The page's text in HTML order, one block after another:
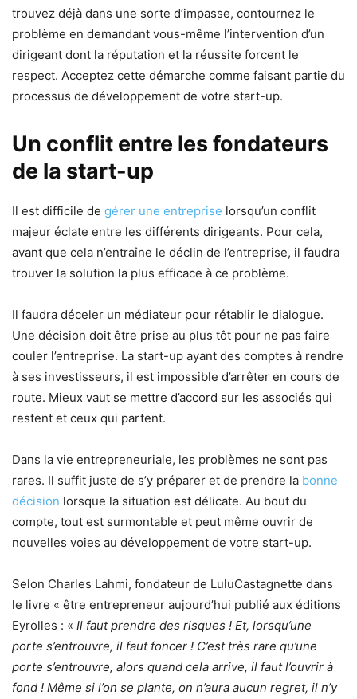
trouvez déjà dans une sorte d’impasse, contournez le
problème en demandant vous-même l’intervention d’un
dirigeant dont la réputation et la réussite forcent le
respect. Acceptez cette démarche comme faisant partie du
processus de développement de votre start-up.
Un conflit entre les fondateurs
de la start-up
Il est difficile de gérer une entreprise lorsqu’un conflit
majeur éclate entre les différents dirigeants. Pour cela,
avant que cela n’entraîne le déclin de l’entreprise, il faudra
trouver la solution la plus efficace à ce problème.
Il faudra déceler un médiateur pour rétablir le dialogue.
Une décision doit être prise au plus tôt pour ne pas faire
couler l’entreprise. La start-up ayant des comptes à rendre
à ses investisseurs, il est impossible d’arrêter en cours de
route. Mieux vaut se mettre d’accord sur les associés qui
restent et ceux qui partent.
Dans la vie entrepreneuriale, les problèmes ne sont pas
rares. Il suffit juste de s’y préparer et de prendre la bonne
décision lorsque la situation est délicate. Au bout du
compte, tout est surmontable et peut même ouvrir de
nouvelles voies au développement de votre start-up.
Selon Charles Lahmi, fondateur de LuluCastagnette dans
le livre « être entrepreneur aujourd’hui publié aux éditions
Eyrolles : « Il faut prendre des risques ! Et, lorsqu’une
porte s’entrouvre, il faut foncer ! C’est très rare qu’une
porte s’entrouvre, alors quand cela arrive, il faut l’ouvrir à
fond ! Même si l’on se plante, on n’aura aucun regret, il n’y